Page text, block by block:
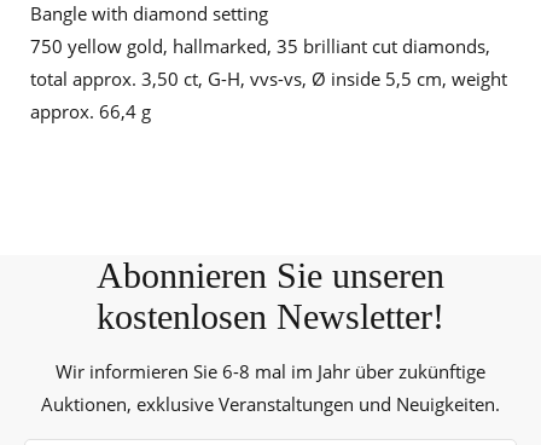
Bangle with diamond setting
750 yellow gold, hallmarked, 35 brilliant cut diamonds,
total approx. 3,50 ct, G-H, vvs-vs, Ø inside 5,5 cm, weight
approx. 66,4 g
Abonnieren Sie unseren
kostenlosen Newsletter!
Wir informieren Sie 6-8 mal im Jahr über zukünftige
Auktionen, exklusive Veranstaltungen und Neuigkeiten.